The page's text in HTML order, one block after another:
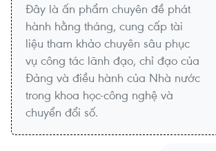
Đây là ấn phẩm chuyên đề phát
hành hằng tháng, cung cấp tài
liệu tham khảo chuyên sâu phục
vụ công tác lãnh đạo, chỉ đạo của
Đảng và điều hành của Nhà nước
trong khoa học-công nghệ và
chuyển đổi số.